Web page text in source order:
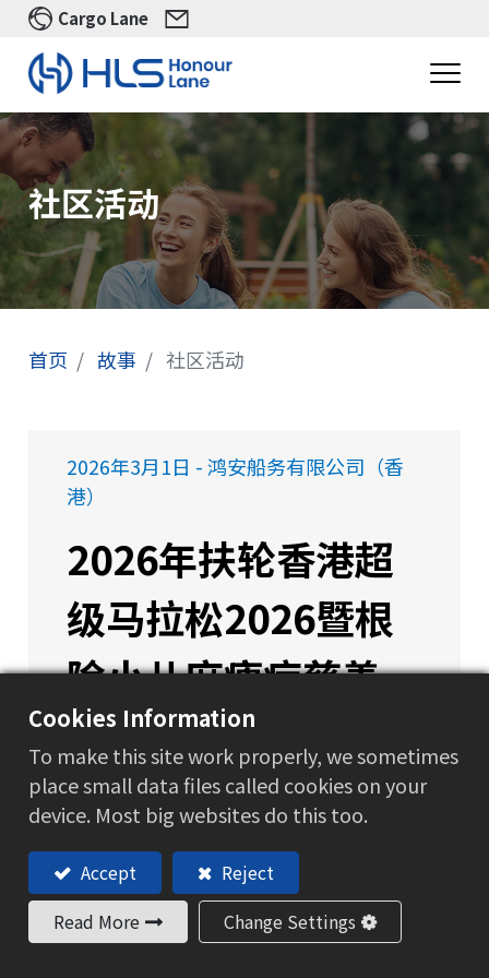
Cargo Lane
社区活动
首页 故事 社区活动
2026年3月1日 - 鸿安船务有限公司（香
港）
2026年扶轮香港超
级马拉松2026暨根
除小儿麻痺症慈善
行
非常荣幸地宣布，Honour Lane
Shipping (HLS) 香港团队于2026年3月1
日参加了扶轮社香港超级马拉松暨根除小
儿麻痹症慈善步行活动，将ESG原则付诸
实践！
Cookies Information
To make this site work properly, we sometimes
place small data files called cookies on your
device. Most big websites do this too.
Accept
Reject
Read More
Change Settings